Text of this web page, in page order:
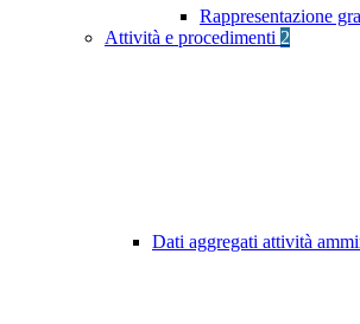
Rappresentazione
Attività e procedimenti 2
Dati aggregati attività